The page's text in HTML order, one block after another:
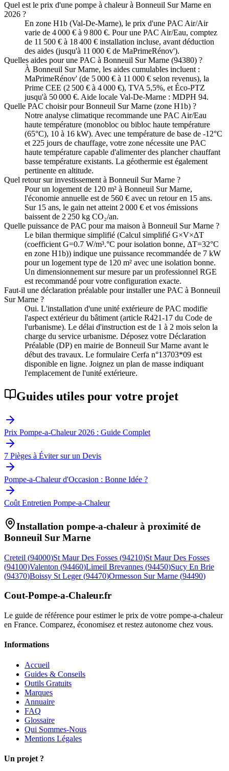
Quel est le prix d'une pompe à chaleur à Bonneuil Sur Marne en
2026 ?
En zone H1b (Val-De-Marne), le prix d'une PAC Air/Air
varie de 4 000 € à 9 800 €. Pour une PAC Air/Eau, comptez
de 11 500 € à 18 400 € installation incluse, avant déduction
des aides (jusqu'à 11 000 € de MaPrimeRénov').
Quelles aides pour une PAC à Bonneuil Sur Marne (94380) ?
À Bonneuil Sur Marne, les aides cumulables incluent :
MaPrimeRénov' (de 5 000 € à 11 000 € selon revenus), la
Prime CEE (2 500 € à 4 000 €), TVA 5,5%, et Éco-PTZ
jusqu'à 50 000 €. Aide locale Val-De-Marne : MDPH 94.
Quelle PAC choisir pour Bonneuil Sur Marne (zone H1b) ?
Notre analyse climatique recommande une PAC Air/Eau
haute température (monobloc ou bibloc haute température
(65°C), 10 à 16 kW). Avec une température de base de -12°C
et 225 jours de chauffage, votre zone nécessite une PAC
haute température capable d'alimenter des plancher chauffant
basse température existants. La géothermie est également
pertinente en altitude.
Quel retour sur investissement à Bonneuil Sur Marne ?
Pour un logement de 120 m² à Bonneuil Sur Marne,
l'économie annuelle est de 560 € avec un retour en 15 ans.
Sur 15 ans, le gain net atteint 2 000 € et vos émissions
baissent de 2 250 kg CO₂/an.
Quelle puissance de PAC pour ma maison à Bonneuil Sur Marne ?
Le bilan thermique simplifié (Calcul simplifié G×V×ΔT
(coefficient G=0.7 W/m³.°C pour isolation bonne, ΔT=32°C
en zone H1b)) indique une puissance recommandée de 7 kW
pour un logement type de 120 m² avec une isolation bonne.
Un dimensionnement sur mesure par un professionnel RGE
est recommandé pour votre configuration exacte.
Faut-il une déclaration préalable pour installer une PAC à Bonneuil
Sur Marne ?
Oui. L'installation d'une unité extérieure de PAC modifie
l'aspect extérieur du bâtiment (article R421-17 du Code de
l'urbanisme). Le délai d'instruction est de 1 à 2 mois selon la
charge du service urbanisme. Déposez votre Déclaration
Préalable (DP) en mairie de Bonneuil Sur Marne avant le
début des travaux. Le formulaire Cerfa n°13703*09 est
disponible en ligne. Joignez un plan de masse indiquant
l'emplacement de l'unité extérieure.
Guides utiles pour votre projet
Prix Pompe-a-Chaleur 2026 : Guide Complet
7 Pièges à Éviter sur un Devis
Pompe-a-Chaleur d'Occasion : Bonne Idée ?
Coût Entretien Pompe-a-Chaleur
Installation pompe-a-chaleur à proximité de
Bonneuil Sur Marne
Creteil (94000)St Maur Des Fosses (94210)St Maur Des Fosses
(94100)Valenton (94460)Limeil Brevannes (94450)Sucy En Brie
(94370)Boissy St Leger (94470)Ormesson Sur Marne (94490)
Cout-Pompe-a-Chaleur.fr
Le guide de référence pour estimer le prix de votre pompe-a-chaleur
en France. Comparez, économisez et restez autonome chez vous.
Informations
Accueil
Guides & Conseils
Outils Gratuits
Marques
Annuaire
FAQ
Glossaire
Qui Sommes-Nous
Mentions Légales
Un projet ?